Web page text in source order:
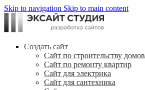
Skip to navigation Skip to main content
Создать сайт
Сайт по строительству домов
Сайт по ремонту квартир
Сайт для электрика
Сайт для сантехника